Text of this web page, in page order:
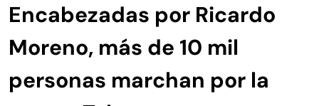
Encabezadas por Ricardo
Moreno, más de 10 mil
personas marchan por la